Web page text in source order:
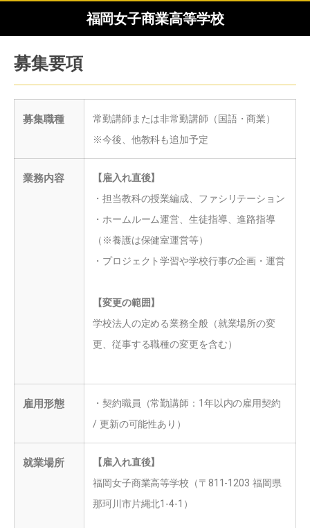
福岡女子商業高等学校
募集要項
募集職種 常勤講師または非常勤講師（ 国語・商業）
※今後、他教科も追加予定
業務内容
【雇入れ直後】
・担当教科の授業編成、ファシリテーション
・ホームルーム運営、生徒指導、進路指導
（※養護は保健室運営等）
・プロジェクト学習や学校行事の企画・運営
【変更の範囲】
学校法人の定める業務全般（就業場所の変
更、従事する職種の変更を含む）
雇用形態
・契約職員（常勤講師：1年以内の雇用契約
/ 更新の可能性あり）
就業場所
【雇入れ直後】
福岡女子商業高等学校（〒811-1203 福岡県
那珂川市片縄北1-4-1）